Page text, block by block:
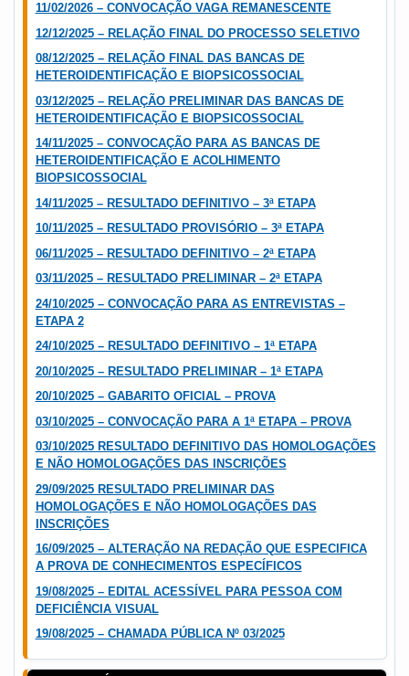
11/02/2026 – CONVOCAÇÃO VAGA REMANESCENTE
12/12/2025 – RELAÇÃO FINAL DO PROCESSO SELETIVO
08/12/2025 – RELAÇÃO FINAL DAS BANCAS DE
HETEROIDENTIFICAÇÃO E BIOPSICOSSOCIAL
03/12/2025 – RELAÇÃO PRELIMINAR DAS BANCAS DE
HETEROIDENTIFICAÇÃO E BIOPSICOSSOCIAL
14/11/2025 – CONVOCAÇÃO PARA AS BANCAS DE
HETEROIDENTIFICAÇÃO E ACOLHIMENTO
BIOPSICOSSOCIAL
14/11/2025 – RESULTADO DEFINITIVO – 3ª ETAPA
10/11/2025 – RESULTADO PROVISÓRIO – 3ª ETAPA
06/11/2025 – RESULTADO DEFINITIVO – 2ª ETAPA
03/11/2025 – RESULTADO PRELIMINAR – 2ª ETAPA
24/10/2025 – CONVOCAÇÃO PARA AS ENTREVISTAS –
ETAPA 2
24/10/2025 – RESULTADO DEFINITIVO – 1ª ETAPA
20/10/2025 – RESULTADO PRELIMINAR – 1ª ETAPA
20/10/2025 – GABARITO OFICIAL – PROVA
03/10/2025 – CONVOCAÇÃO PARA A 1ª ETAPA – PROVA
03/10/2025 RESULTADO DEFINITIVO DAS HOMOLOGAÇÕES
E NÃO HOMOLOGAÇÕES DAS INSCRIÇÕES
29/09/2025 RESULTADO PRELIMINAR DAS
HOMOLOGAÇÕES E NÃO HOMOLOGAÇÕES DAS
INSCRIÇÕES
16/09/2025 – ALTERAÇÃO NA REDAÇÃO QUE ESPECIFICA
A PROVA DE CONHECIMENTOS ESPECÍFICOS
19/08/2025 – EDITAL ACESSÍVEL PARA PESSOA COM
DEFICIÊNCIA VISUAL
19/08/2025 – CHAMADA PÚBLICA Nº 03/2025